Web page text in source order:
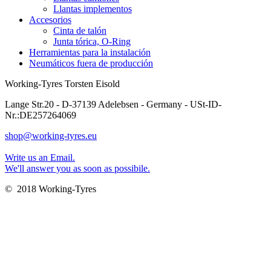
Llantas implementos
Accesorios
Cinta de talón
Junta tórica, O-Ring
Herramientas para la instalación
Neumáticos fuera de producción
Working-Tyres Torsten Eisold
Lange Str.20 - D-37139 Adelebsen - Germany - USt-ID-
Nr.:DE257264069
shop@working-tyres.eu
Write us an Email.
We'll answer you as soon as possibile.
© 2018 Working-Tyres